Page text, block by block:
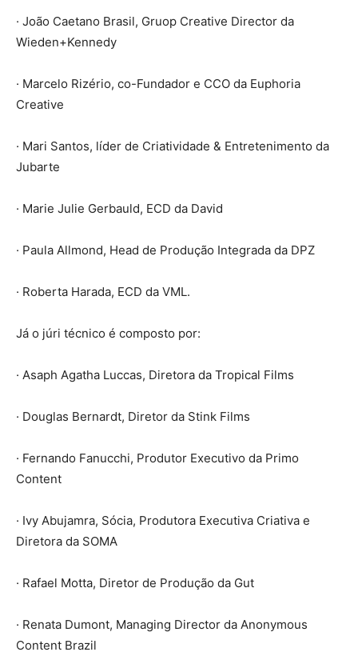
· João Caetano Brasil, Gruop Creative Director da
Wieden+Kennedy
· Marcelo Rizério, co-Fundador e CCO da Euphoria
Creative
· Mari Santos, líder de Criatividade & Entretenimento da
Jubarte
· Marie Julie Gerbauld, ECD da David
· Paula Allmond, Head de Produção Integrada da DPZ
· Roberta Harada, ECD da VML.
Já o júri técnico é composto por:
· Asaph Agatha Luccas, Diretora da Tropical Films
· Douglas Bernardt, Diretor da Stink Films
· Fernando Fanucchi, Produtor Executivo da Primo
Content
· Ivy Abujamra, Sócia, Produtora Executiva Criativa e
Diretora da SOMA
· Rafael Motta, Diretor de Produção da Gut
· Renata Dumont, Managing Director da Anonymous
Content Brazil